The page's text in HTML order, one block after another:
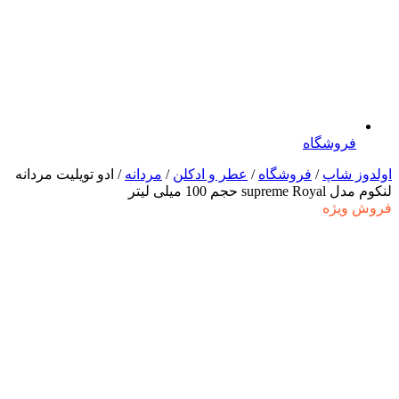
فروشگاه
اولدوز شاپ / فروشگاه / عطر و ادکلن / مردانه / ادو تویلیت مردانه
لنکوم مدل supreme Royal حجم 100 میلی لیتر
فروش ویژه